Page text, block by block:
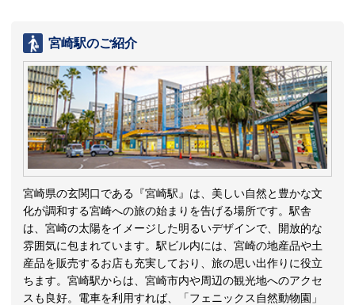
宮崎駅のご紹介
宮崎県の玄関口である『宮崎駅』は、美しい自然と豊かな文
化が調和する宮崎への旅の始まりを告げる場所です。駅舎
は、宮崎の太陽をイメージした明るいデザインで、開放的な
雰囲気に包まれています。駅ビル内には、宮崎の地産品や土
産品を販売するお店も充実しており、旅の思い出作りに役立
ちます。宮崎駅からは、宮崎市内や周辺の観光地へのアクセ
スも良好。電車を利用すれば、「フェニックス自然動物園」